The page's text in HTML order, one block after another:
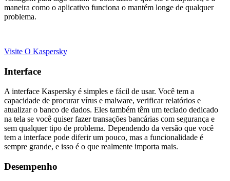
maneira como o aplicativo funciona o mantém longe de qualquer
problema.
Visite O Kaspersky
Interface
A interface Kaspersky é simples e fácil de usar. Você tem a
capacidade de procurar vírus e malware, verificar relatórios e
atualizar o banco de dados. Eles também têm um teclado dedicado
na tela se você quiser fazer transações bancárias com segurança e
sem qualquer tipo de problema. Dependendo da versão que você
tem a interface pode diferir um pouco, mas a funcionalidade é
sempre grande, e isso é o que realmente importa mais.
Desempenho